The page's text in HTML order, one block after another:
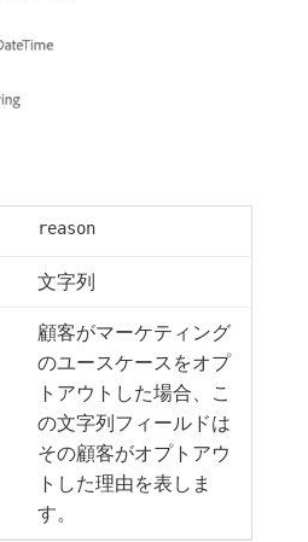
reason
文字列
顧客がマーケティング
のユースケースをオプ
トアウトした場合、こ
の文字列フィールドは
その顧客がオプトアウ
トした理由を表しま
す。